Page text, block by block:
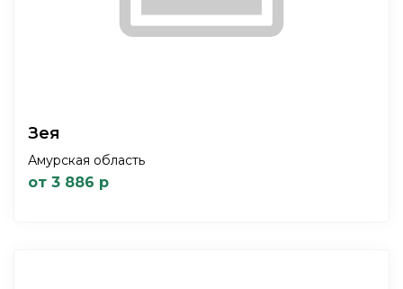
Зея
Амурская область
от 3 886 р